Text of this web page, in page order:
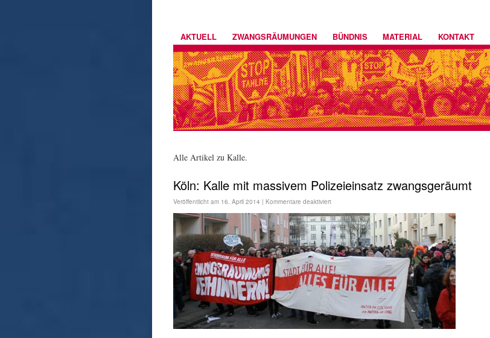
AKTUELL ZWANGSRÄUMUNGEN BÜNDNIS MATERIAL KONTAKT
Alle Artikel zu Kalle.
Köln: Kalle mit massivem Polizeieinsatz zwangsgeräumt
Veröffentlicht am 16. April 2014 | Kommentare deaktiviert